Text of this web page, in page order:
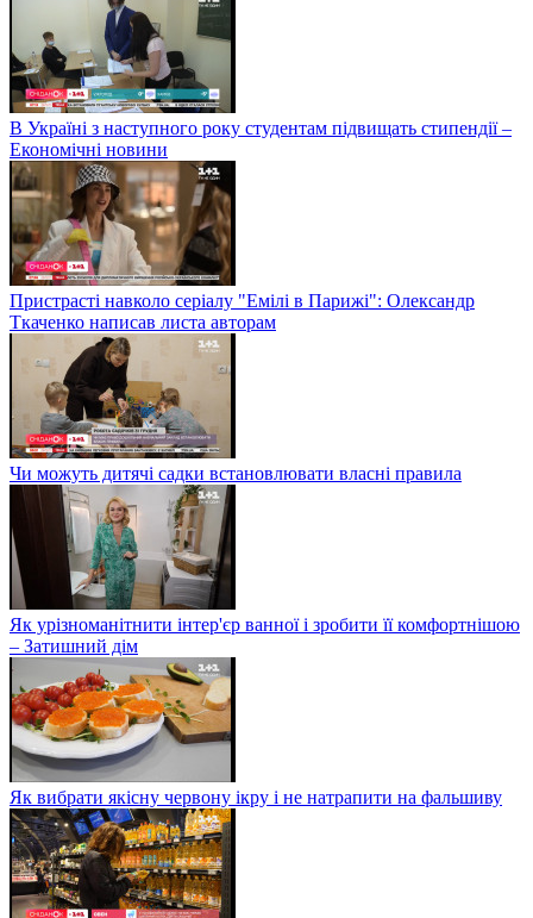
В Україні з наступного року студентам підвищать стипендії –
Економічні новини
Пристрасті навколо серіалу "Емілі в Парижі": Олександр
Ткаченко написав листа авторам
Чи можуть дитячі садки встановлювати власні правила
Як урізноманітнити інтер'єр ванної і зробити її комфортнішою
– Затишний дім
Як вибрати якісну червону ікру і не натрапити на фальшиву